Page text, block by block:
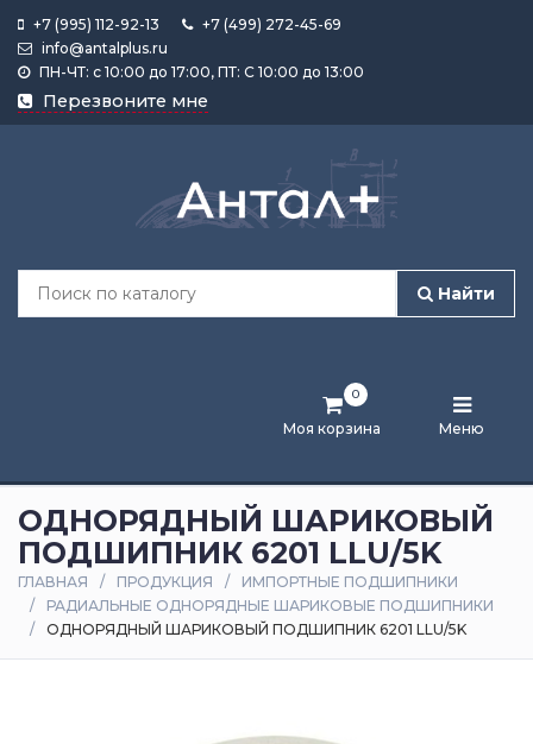
+7 (995) 112-92-13
+7 (499) 272-45-69
info@antalplus.ru
ПН-ЧТ: с 10:00 до 17:00, ПТ: С 10:00 до 13:00
Перезвоните мне
Найти
Моя корзина
0
Меню
Каталог
продукции
Лента
и
статьи
Оплата
доставка
ОДНОРЯДНЫЙ ШАРИКОВЫЙ
ПОДШИПНИК 6201 LLU/5K
ГЛАВНАЯ ПРОДУКЦИЯ
ИМПОРТНЫЕ ПОДШИПНИКИ
РАДИАЛЬНЫЕ ОДНОРЯДНЫЕ ШАРИКОВЫЕ ПОДШИПНИКИ
ОДНОРЯДНЫЙ ШАРИКОВЫЙ ПОДШИПНИК 6201 LLU/5K